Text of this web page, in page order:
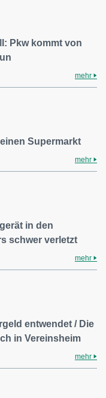
Pkw kommt von
mehr
Supermarkt
mehr
in den
schwer verletzt
mehr
entwendet / Die
in Vereinsheim
mehr